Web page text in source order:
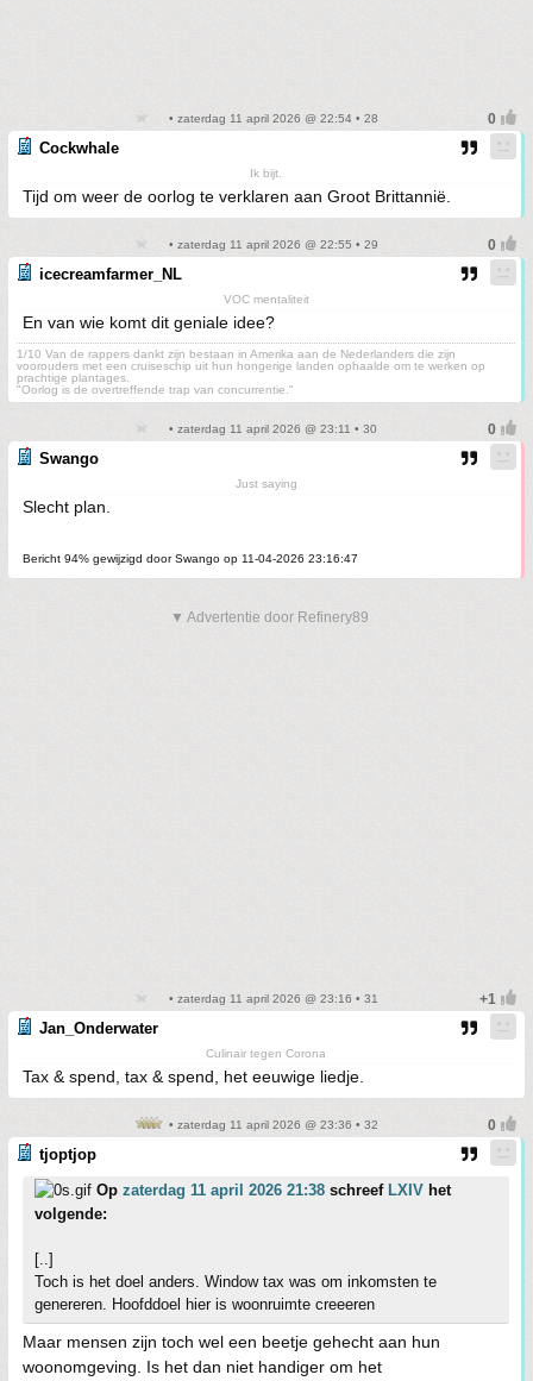
• zaterdag 11 april 2026 @ 22:54 • 28
Cockwhale
Ik bijt.
Tijd om weer de oorlog te verklaren aan Groot Brittannië.
• zaterdag 11 april 2026 @ 22:55 • 29
icecreamfarmer_NL
VOC mentaliteit
En van wie komt dit geniale idee?
1/10 Van de rappers dankt zijn bestaan in Amerika aan de Nederlanders die zijn
voorouders met een cruiseschip uit hun hongerige landen ophaalde om te werken op
prachtige plantages.
"Oorlog is de overtreffende trap van concurrentie."
• zaterdag 11 april 2026 @ 23:11 • 30
Swango
Just saying
Slecht plan.
Bericht 94% gewijzigd door Swango op 11-04-2026 23:16:47
▼ Advertentie door Refinery89
• zaterdag 11 april 2026 @ 23:16 • 31
Jan_Onderwater
Culinair tegen Corona
Tax & spend, tax & spend, het eeuwige liedje.
• zaterdag 11 april 2026 @ 23:36 • 32
tjoptjop
Op zaterdag 11 april 2026 21:38 schreef LXIV het
volgende:
[..]
Toch is het doel anders. Window tax was om inkomsten te
genereren. Hoofddoel hier is woonruimte creeeren
Maar mensen zijn toch wel een beetje gehecht aan hun
woonomgeving. Is het dan niet handiger om het